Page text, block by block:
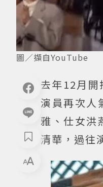
圖／擷自YouTube
去年12月開
演員再次人
雅、仕女洪
清華，過往